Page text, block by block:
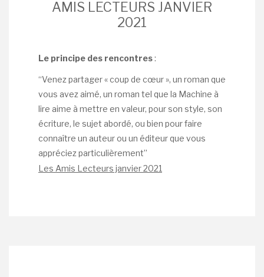
AMIS LECTEURS JANVIER
2021
Le principe des rencontres:
“Venez partager « coup de cœur », un roman que
vous avez aimé, un roman tel que la Machine à
lire aime à mettre en valeur, pour son style, son
écriture, le sujet abordé, ou bien pour faire
connaître un auteur ou un éditeur que vous
appréciez particulièrement”
Les Amis Lecteurs janvier 2021